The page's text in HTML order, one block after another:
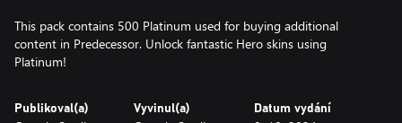
This pack contains 500 Platinum used for buying additional
content in Predecessor. Unlock fantastic Hero skins using
Platinum!
Publikoval(a) Vyvinul(a) Datum vydání